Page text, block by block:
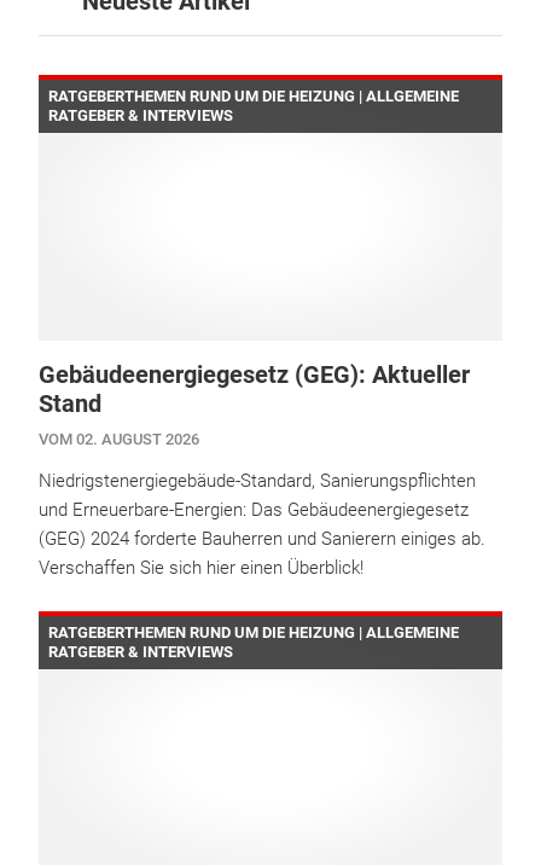
RATGEBERTHEMEN RUND UM DIE HEIZUNG | ALLGEMEINE
RATGEBER & INTERVIEWS
Gebäudeenergiegesetz (GEG): Aktueller
Stand
VOM 02. AUGUST 2026
Niedrigstenergiegebäude-Standard, Sanierungspflichten
und Erneuerbare-Energien: Das Gebäudeenergiegesetz
(GEG) 2024 forderte Bauherren und Sanierern einiges ab.
Verschaffen Sie sich hier einen Überblick!
RATGEBERTHEMEN RUND UM DIE HEIZUNG | ALLGEMEINE
RATGEBER & INTERVIEWS